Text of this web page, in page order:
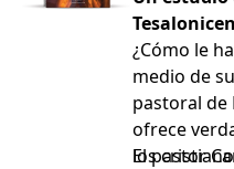
¿Cómo le
medio de
pastoral de
ofrece
los
El pastor